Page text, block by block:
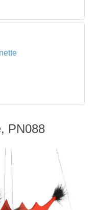
PN088